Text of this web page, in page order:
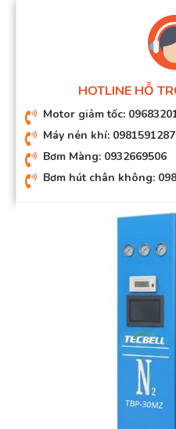
HOTLINE HỖ
Motor giảm tốc:
Máy nén khí: 0981591287
Bơm Màng: 0932669506
Bơm hút chân không: